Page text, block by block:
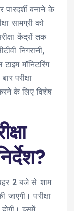
पारदर्शी बनाने के
सामग्री को
केंद्रों तक
निगरानी,
मॉनिटरिंग
परीक्षा
के लिए विशेष
2 बजे से शाम
परीक्षा